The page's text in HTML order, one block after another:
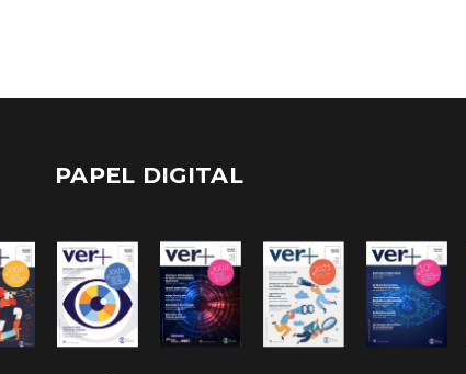
PAPEL DIGITAL